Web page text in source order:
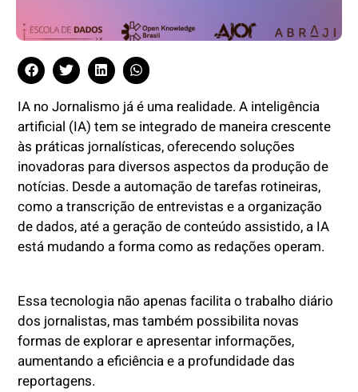
IA no Jornalismo já é uma realidade. A inteligência
artificial (IA) tem se integrado de maneira crescente
às práticas jornalísticas, oferecendo soluções
inovadoras para diversos aspectos da produção de
notícias. Desde a automação de tarefas rotineiras,
como a transcrição de entrevistas e a organização
de dados, até a geração de conteúdo assistido, a IA
está mudando a forma como as redações operam.
Essa tecnologia não apenas facilita o trabalho diário
dos jornalistas, mas também possibilita novas
formas de explorar e apresentar informações,
aumentando a eficiência e a profundidade das
reportagens.